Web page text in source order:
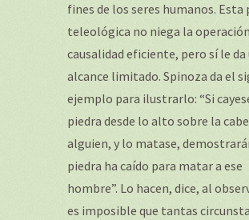
fines de los seres humanos. Esta
teleológica no niega la
causalidad eficiente, pero sí le da
alcance limitado. Spinoza da el
ejemplo para ilustrarlo: “Si
piedra desde lo alto sobre la
alguien, y lo matase,
piedra ha caído para matar a ese
hombre”. Lo hacen, dice, al
es imposible que tantas